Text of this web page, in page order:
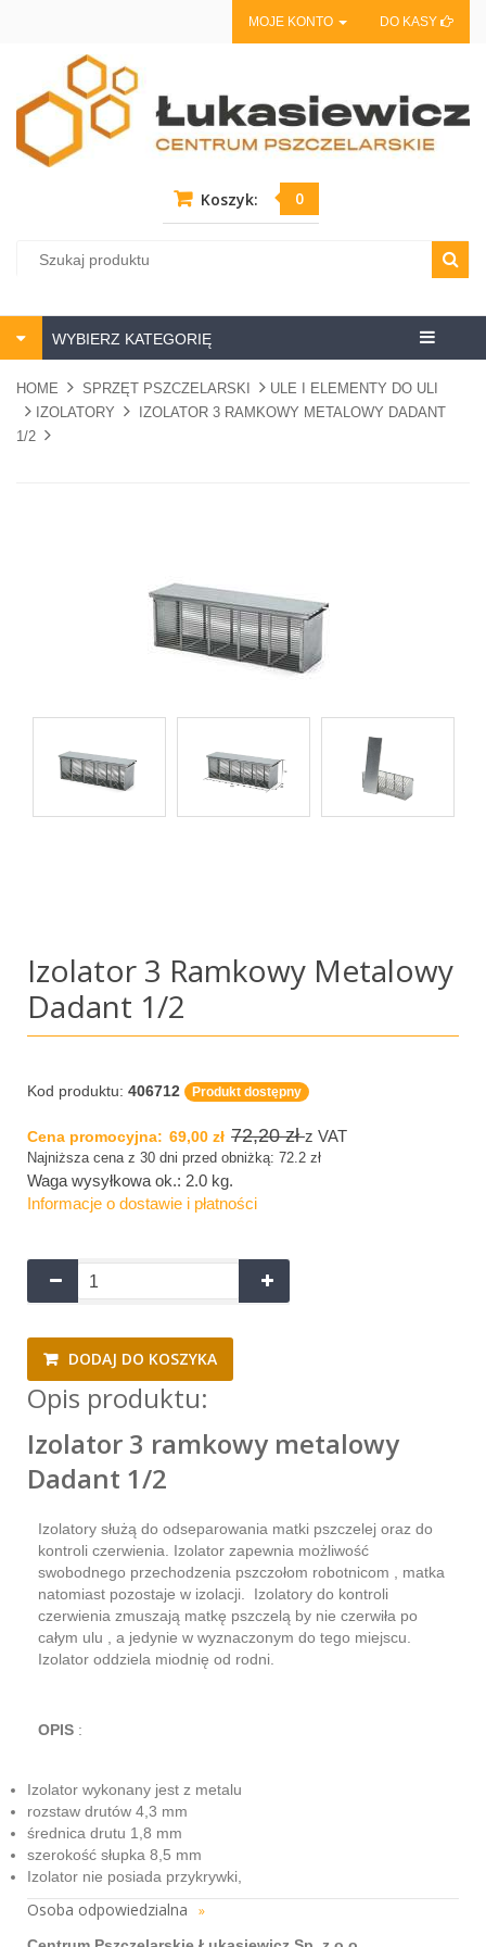
MOJE KONTO DO KASY
Koszyk: 0
Centrum
WYBIERZ KATEGORIĘ
HOME SPRZĘT PSZCZELARSKI
ULE I ELEMENTY DO ULI
IZOLATORY
IZOLATOR 3 RAMKOWY METALOWY DADANT
1/2
Izolator 3 Ramkowy Metalowy
Dadant 1/2
Kod produktu: 406712 Produkt dostępny
Cena promocyjna: 69,00 zł 72,20 zł z VAT
Najniższa cena z 30 dni przed obniżką: 72.2 zł
Waga wysyłkowa ok.: 2.0 kg.
Informacje o dostawie i płatności
DODAJ DO KOSZYKA
Opis produktu:
Izolator 3 ramkowy metalowy
Dadant 1/2
Izolatory służą do odseparowania matki pszczelej oraz do
kontroli czerwienia. Izolator zapewnia możliwość
swobodnego przechodzenia pszczołom robotnicom , matka
natomiast pozostaje w izolacji. Izolatory do kontroli
czerwienia zmuszają matkę pszczelą by nie czerwiła po
całym ulu , a jedynie w wyznaczonym do tego miejscu.
Izolator oddziela miodnię od rodni.
OPIS :
Izolator wykonany jest z metalu
rozstaw drutów 4,3 mm
średnica drutu 1,8 mm
szerokość słupka 8,5 mm
Izolator nie posiada przykrywki,
Osoba odpowiedzialna »